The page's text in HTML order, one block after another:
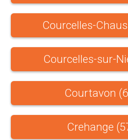
Courcelles-
Courcelles-sur-
Courtavon
Crehange